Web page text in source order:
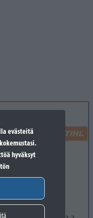
evästeitä
hyväksyt